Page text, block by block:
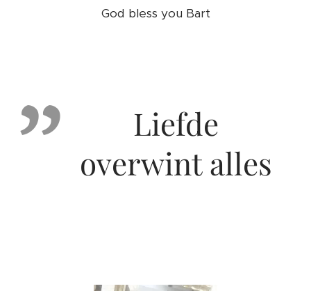
God bless you Bart
Liefde
overwint alles